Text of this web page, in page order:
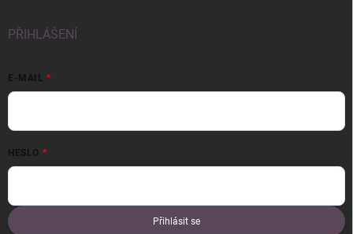
PŘIHLÁŠENÍ
E-MAIL
HESLO
Přihlásit se